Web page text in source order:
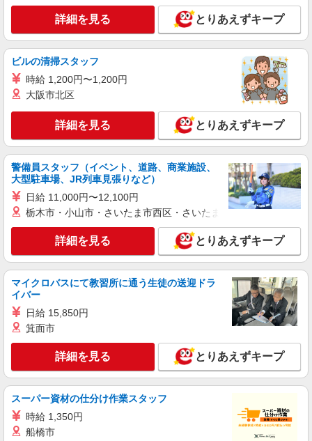
キープ 詳細を見る
ライフ大崎ニューシティ店（店舗コード878）
NEW
日用雑貨
ライフ大崎ニューシティ店 東京都品川区大崎
1-6-45号館
キープ 詳細を見る
パート
ライフ大崎百反通店（店舗コード864）
NEW
時給1,235円以上
ライフ大崎百反通店 東京都品川区大崎4-13-2
詳細を見る
アルバイト
ライフ武蔵小山店（店舗コード836）
NEW
夜間店舗運営補助
時給1,350円以上
ライフ武蔵小山店 東京都品川区小山2－7－14
キープ 詳細を見る
詳細を見る とりあえずキープ
ビルの清掃スタッフ
時給 1,200円〜1,200円
大阪市北区
詳細を見る とりあえずキープ
警備員スタッフ（イベント、道路、商業施設、
大型駐車場、JR列車見張りなど）
日給 11,000円〜12,100円
栃木市・小山市・さいたま市西区・さいたま市岩槻区・久喜市・
詳細を見る とりあえずキープ
マイクロバスにて教習所に通う生徒の送迎ドラ
イバー
日給 15,850円
箕面市
詳細を見る とりあえずキープ
スーパー資材の仕分け作業スタッフ
時給 1,350円
船橋市